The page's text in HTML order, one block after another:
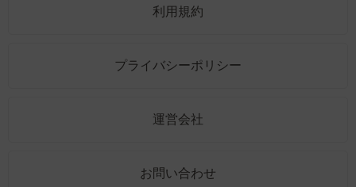
利用規約
プライバシーポリシー
運営会社
お問い合わせ